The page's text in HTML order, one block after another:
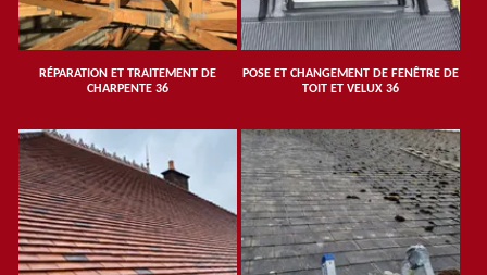
RÉPARATION ET TRAITEMENT DE
CHARPENTE 36
POSE ET CHANGEMENT DE FENÊTRE DE
TOIT ET VELUX 36